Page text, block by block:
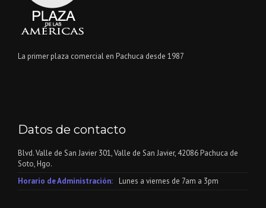
La primer plaza comercial en Pachuca desde 1987
Datos de contacto
Blvd. Valle de San Javier 301, Valle de San Javier, 42086 Pachuca de
Soto, Hgo.
Horario de Administración:
Lunes a viernes de 7am a 3pm